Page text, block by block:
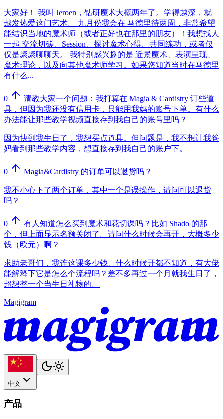
大家好！ 我叫 Jeroen，钻研魔术大概两年了。学得越深，就
越发热爱这门艺术。 九月份我会在 马德里待两周，非常希望
能结识当地的魔术师（或者正好也在那里的朋友）！我想找人
一起 交流切磋、Session、探讨魔术心得、共同练功，或者仅
仅是聚聚聊聊天。 我特别感兴趣的是 近景魔术、表演呈现、
魔术理论，以及向其他魔术师学习。如果您知道当时在马德里
有什么...
0
请教大家一个问题：我打算在 Magia & Cardistry 订些道
具，但因为我还没有信用卡，只能用我妈的账号下单。有什么
办法能让那些教学视频直接存到我自己的账号里吗？
因为快到我生日了，我想买点道具。但问题是，我不想让我爸
妈看到那些教学内容，想直接存到我自己的账户下。
0 Magia&Cardistry 的订单可以退货吗？
我不小心下了两个订单，其中一个是误操作，请问可以退货
吗？
0
有人知道怎么买到魔术和花切课吗？比如 Shado 的那
个，但上面显示名额关闭了。请问什么时候会再开，大概多少
钱（欧元）啊？
求助老哥们，我连这课多少钱、什么时候开都不知道，有大佬
能解释下它是怎么个流程吗？差不多再过一个月就我生日了，
超想整一个当生日礼物的。
Magigram
中文
产品